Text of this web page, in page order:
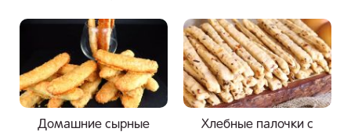
Домашние сырные
Хлебные палочки с